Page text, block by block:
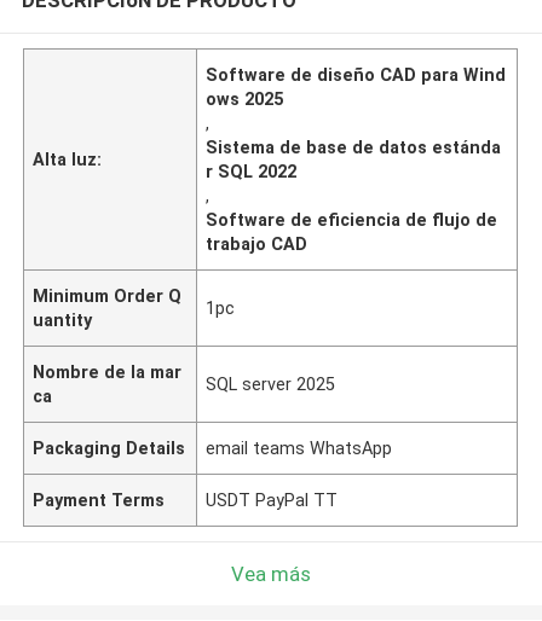
Alta luz:
Software de diseño CAD para Wind
ows 2025
,
Sistema de base de datos estánda
r SQL 2022
,
Software de eficiencia de flujo de
trabajo CAD
Minimum Order Q
uantity
1pc
Nombre de la mar
ca
SQL server 2025
Packaging Details email teams WhatsApp
Payment Terms USDT PayPal TT
Vea más